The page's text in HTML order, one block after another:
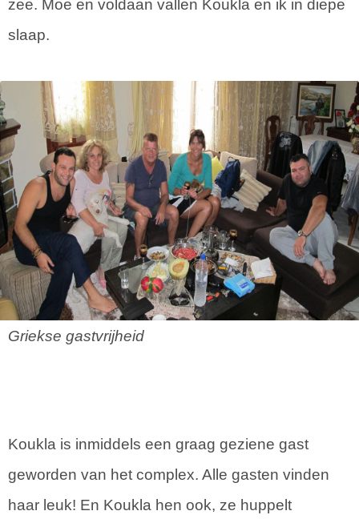
zee. Moe en voldaan vallen Koukla en ik in diepe
slaap.
Griekse gastvrijheid
Koukla is inmiddels een graag geziene gast
geworden van het complex. Alle gasten vinden
haar leuk! En Koukla hen ook, ze huppelt